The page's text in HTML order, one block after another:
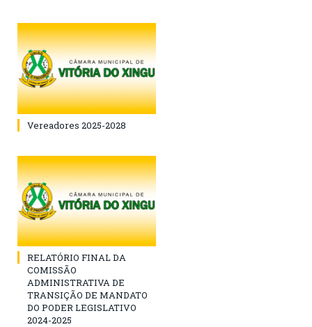
Vereadores 2025-2028
RELATÓRIO FINAL DA
COMISSÃO
ADMINISTRATIVA DE
TRANSIÇÃO DE MANDATO
DO PODER LEGISLATIVO
2024-2025